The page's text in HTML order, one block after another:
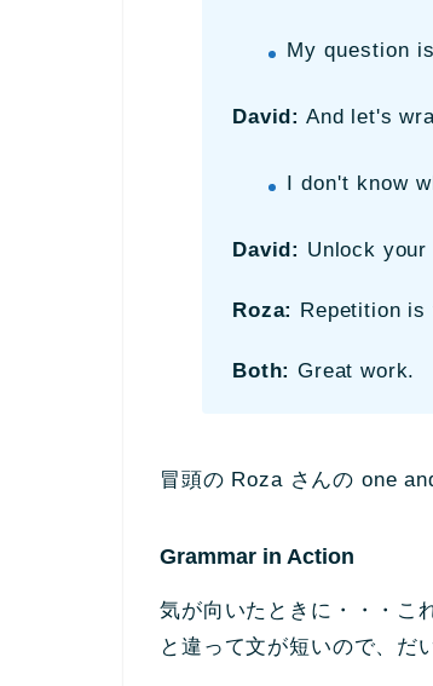
My question
David: And let's
I don't know
David: Unlock
Roza: Repetition is
Both: Great work.
冒頭の Roza さんの one
Grammar in Action
気が向いたときに・・・こ
と違って文が短いので、だ